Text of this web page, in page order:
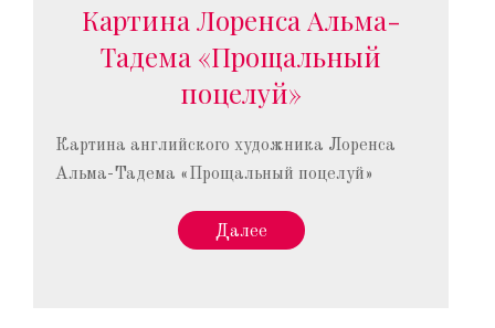
Картина Лоренса Альма-
Тадема «Прощальный
поцелуй»
Картина английского художника Лоренса
Альма-Тадема «Прощальный поцелуй»
Далее